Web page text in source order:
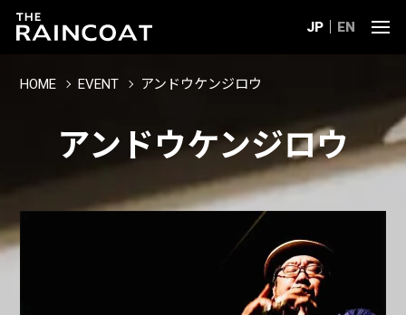
JP EN
HOME EVENT アンドウケンジロウ
アンドウケンジロウ